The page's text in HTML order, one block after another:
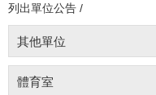
列出單位公告 /
其他單位
體育室